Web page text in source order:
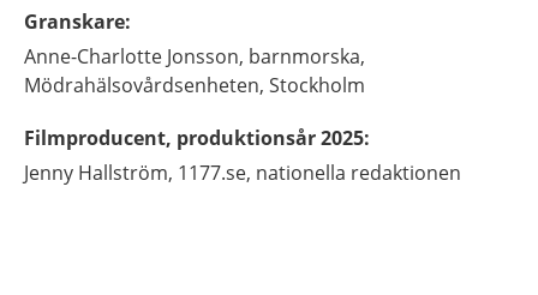
Granskare:
Anne-Charlotte Jonsson, barnmorska,
Mödrahälsovårdsenheten, Stockholm
Filmproducent, produktionsår 2025:
Jenny Hallström, 1177.se, nationella redaktionen